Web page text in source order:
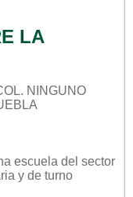
LA
NINGUNO
escuela del sector
y de turno